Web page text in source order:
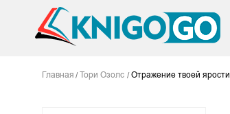
Главная Тори Озолс Отражение твоей ярости